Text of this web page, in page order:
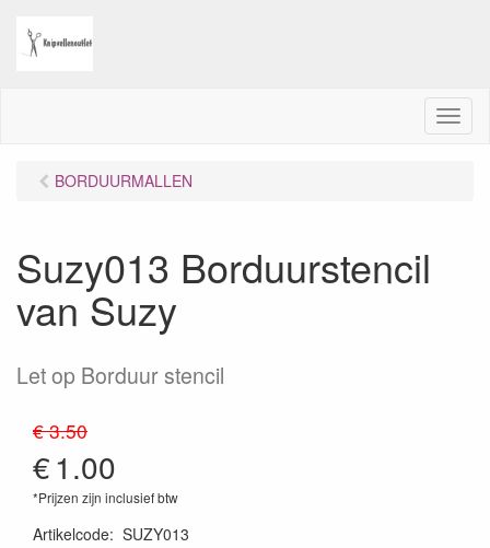
M
e
BORDUURMALLEN
Suzy013 Borduurstencil
van Suzy
Let op Borduur stencil
€ 3.50
€1.00
*Prijzen zijn inclusief btw
Artikelcode: SUZY013